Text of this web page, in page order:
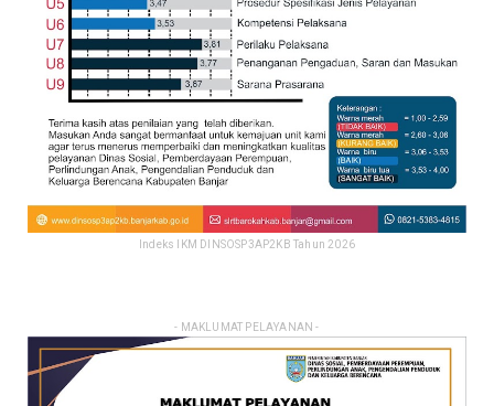
Indeks IKM DINSOSP3AP2KB Tahun 2026
- MAKLUMAT PELAYANAN -